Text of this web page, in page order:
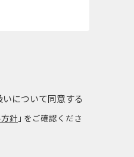
について同意する
針 ｣ をご確認くださ